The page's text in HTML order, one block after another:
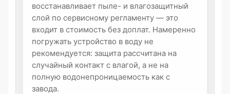
восстанавливает пыле- и влагозащитный
слой по сервисному регламенту — это
входит в стоимость без доплат. Намеренно
погружать устройство в воду не
рекомендуется: защита рассчитана на
случайный контакт с влагой, а не на
полную водонепроницаемость как с
завода.